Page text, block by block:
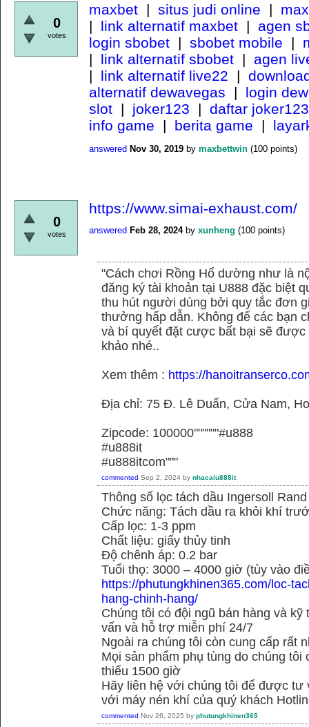
0
votes
maxbet | situs judi online |
| link alternatif maxbet | agen
login sbobet | sbobet mobile |
| link alternatif sbobet | agen
| link alternatif live22 |
alternatif dewavegas | login
slot | joker123 | daftar joker123
info game | berita game |
answered Nov 30, 2019 by maxbettwin (100 points)
0
votes
https://www.simai-exhaust.com/
answered Feb 28, 2024 by xunheng (100 points)
"Cách chơi Rồng Hổ dường như là
đăng ký tài khoản tại U888 đặc biệt
thu hút người dùng bởi quy tắc đơn
thưởng hấp dẫn. Không để các bạn
và bí quyết đặt cược bất bại sẽ
khảo nhé..
Xem thêm : https://
Địa chỉ: 75 Đ. Lê Duẩn, Cửa Nam,
Zipcode: 100000""""""#u888
#u888it
#u888itcom"""
commented Sep 2, 2024 by nhacaiu888it
Thông số lọc tách dầu Ingersoll
Chức năng: Tách dầu ra khỏi khí
Cấp lọc: 1-3 ppm
Chất liệu: giấy thủy tinh
Độ chênh áp: 0.2 bar
Tuổi thọ: 3000 – 4000 giờ (tùy vào
https://phutungkhinen365.com/loc-
hang-chinh-hang/
Chúng tôi có đội ngũ bán hàng và
vấn và hỗ trợ miễn phí 24/7
Ngoài ra chúng tôi còn cung cấp rất
Mọi sản phẩm phụ tùng do chúng
thiểu 1500 giờ
Hãy liên hệ với chúng tôi để được tư
với máy nén khí của quý khách
commented Nov 26, 2025 by phutungkhinen365